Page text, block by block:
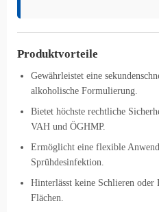
Produktvorteile
Gewährleistet eine
alkoholische Formulierung.
Bietet höchste rechtliche
VAH und ÖGHMP.
Ermöglicht eine flexible
Sprühdesinfektion.
Hinterlässt keine Schlieren oder
Flächen.